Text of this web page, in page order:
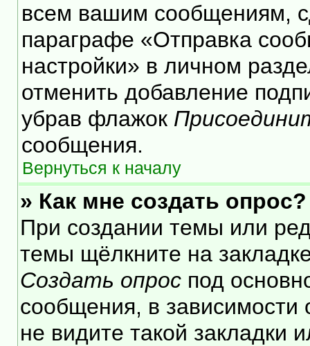
всем вашим сообщениям,
параграфе «Отправка
настройки» в личном
отменить добавление
убрав флажок
сообщения.
Вернуться к началу
» Как мне создать опрос?
При создании темы или
темы щёлкните на
Создать опрос под
сообщения, в зависимости
не видите такой